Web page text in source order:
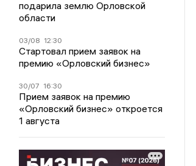
подарила землю Орловской
области
03/08 12:30
Стартовал прием заявок на
премию «Орловский бизнес»
30/07 16:30
Прием заявок на премию
«Орловский бизнес» откроется
1 августа